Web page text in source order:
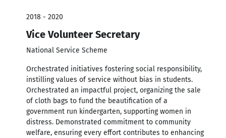
2018 - 2020
Vice Volunteer Secretary
National Service Scheme
Orchestrated initiatives fostering social responsibility,
instilling values of service without bias in students.
Orchestrated an impactful project, organizing the sale
of cloth bags to fund the beautification of a
government run kindergarten, supporting women in
distress. Demonstrated commitment to community
welfare, ensuring every effort contributes to enhancing